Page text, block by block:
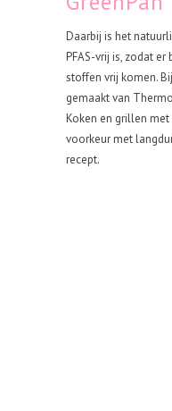
Daarbij is het
PFAS-vrij is, zodat
stoffen vrij komen.
gemaakt van
Koken en grillen
voorkeur met
recept.